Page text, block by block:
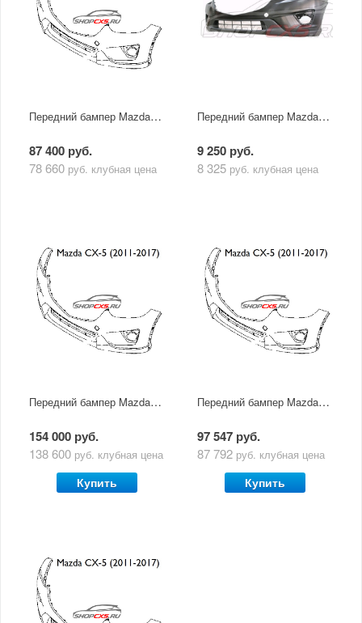
Передний бампер Mazda CX-5 (2011-2017) без отверстий под омывателей фар и парковочные датчики
87 400 руб.
78 660 руб. клубная цена
Передний бампер Mazda CX-5 (2011-2017) Bodyparts с отверстиями под фароомыватели и без парковочных датчиков
9 250 руб.
8 325 руб. клубная цена
Передний бампер Mazda CX-5 (2011-2017) с отверстиями под фароомыватели и без парковочных датчиков
154 000 руб.
138 600 руб. клубная цена
Купить
Передний бампер Mazda CX-5 (2011-2017) с отверстиями под фароомыватели и парковочные датчики
97 547 руб.
87 792 руб. клубная цена
Купить